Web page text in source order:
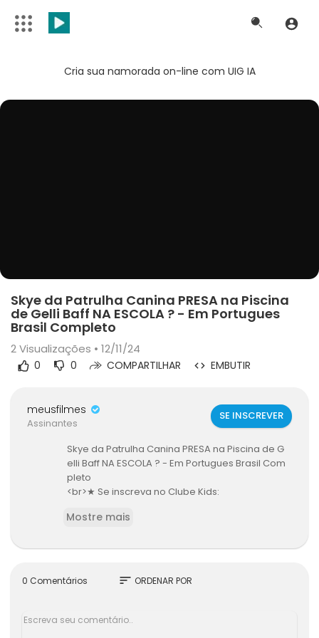
Cria sua namorada on-line com UIG IA
Skye da Patrulha Canina PRESA na Piscina
de Gelli Baff NA ESCOLA ? - Em Portugues
Brasil Completo
2Visualizações • 12/11/24
0 0 COMPARTILHAR EMBUTIR
meusfilmes
Assinantes
SE INSCREVER
Skye da Patrulha Canina PRESA na Piscina de G
elli Baff NA ESCOLA ? - Em Portugues Brasil Com
pleto
<br>★ Se inscreva no Clube Kids:
<br>
<br>
sob uma licença Creative Commons Attribution
<br>
Mostre mais
0 Comentários sort ORDENAR POR